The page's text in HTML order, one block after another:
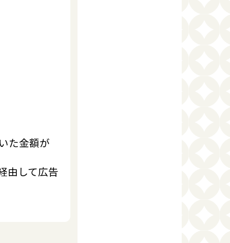
た金額が
由して広告